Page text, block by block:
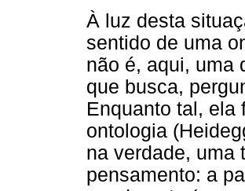
À luz desta
sentido de uma
não é, aqui, uma
que busca,
Enquanto tal, ela
ontologia
na verdade, uma
pensamento: a